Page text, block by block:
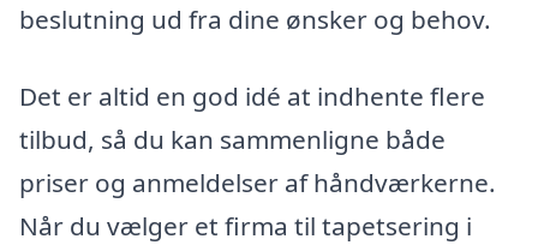
beslutning ud fra dine ønsker og behov.
Det er altid en god idé at indhente flere
tilbud, så du kan sammenligne både
priser og anmeldelser af håndværkerne.
Når du vælger et firma til tapetsering i